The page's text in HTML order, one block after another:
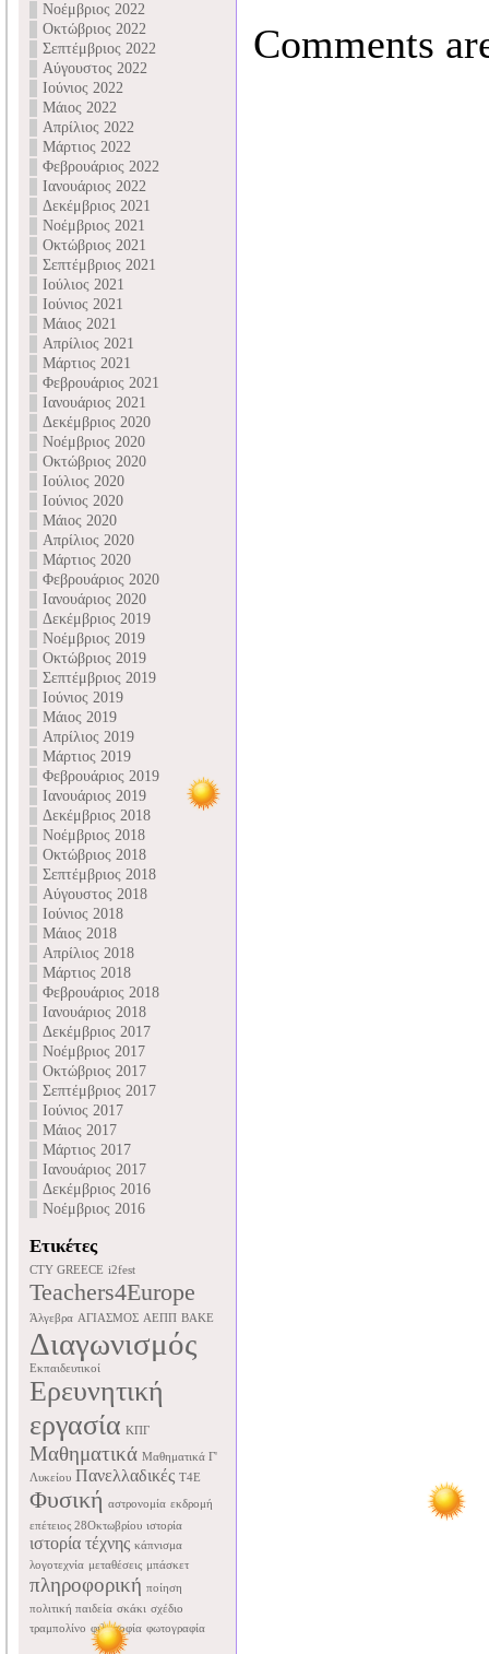
Νοέμβριος 2022
Οκτώβριος 2022
Σεπτέμβριος 2022
Αύγουστος 2022
Ιούνιος 2022
Μάιος 2022
Απρίλιος 2022
Μάρτιος 2022
Φεβρουάριος 2022
Ιανουάριος 2022
Δεκέμβριος 2021
Νοέμβριος 2021
Οκτώβριος 2021
Σεπτέμβριος 2021
Ιούλιος 2021
Ιούνιος 2021
Μάιος 2021
Απρίλιος 2021
Μάρτιος 2021
Φεβρουάριος 2021
Ιανουάριος 2021
Δεκέμβριος 2020
Νοέμβριος 2020
Οκτώβριος 2020
Ιούλιος 2020
Ιούνιος 2020
Μάιος 2020
Απρίλιος 2020
Μάρτιος 2020
Φεβρουάριος 2020
Ιανουάριος 2020
Δεκέμβριος 2019
Νοέμβριος 2019
Οκτώβριος 2019
Σεπτέμβριος 2019
Ιούνιος 2019
Μάιος 2019
Απρίλιος 2019
Μάρτιος 2019
Φεβρουάριος 2019
Ιανουάριος 2019
Δεκέμβριος 2018
Νοέμβριος 2018
Οκτώβριος 2018
Σεπτέμβριος 2018
Αύγουστος 2018
Ιούνιος 2018
Μάιος 2018
Απρίλιος 2018
Μάρτιος 2018
Φεβρουάριος 2018
Ιανουάριος 2018
Δεκέμβριος 2017
Νοέμβριος 2017
Οκτώβριος 2017
Σεπτέμβριος 2017
Ιούνιος 2017
Μάιος 2017
Μάρτιος 2017
Ιανουάριος 2017
Δεκέμβριος 2016
Νοέμβριος 2016
Ετικέτες
CTY GREECE i2fest
Teachers4Europe
Άλγεβρα ΑΓΙΑΣΜΟΣ ΑΕΠΠ ΒΑΚΕ
Διαγωνισμός
Εκπαιδευτικοί
Ερευνητική
εργασία ΚΠΓ
Μαθηματικά Μαθηματικά Γ'
Λυκείου Πανελλαδικές Τ4Ε
Φυσική αστρονομία εκδρομή
επέτειος 28Οκτωβρίου ιστορία
ιστορία τέχνης κάπνισμα
λογοτεχνία μεταθέσεις μπάσκετ
πληροφορική ποίηση
πολιτική παιδεία σκάκι σχέδιο
τραμπολίνο φιλοσοφία φωτογραφία
Comments